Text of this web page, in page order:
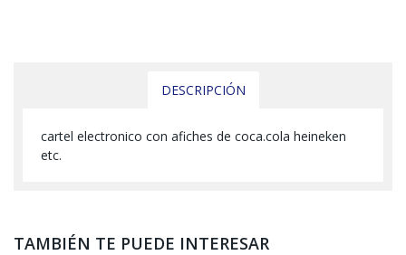
DESCRIPCIÓN
cartel electronico con afiches de coca.cola heineken
etc.
TAMBIÉN TE PUEDE INTERESAR